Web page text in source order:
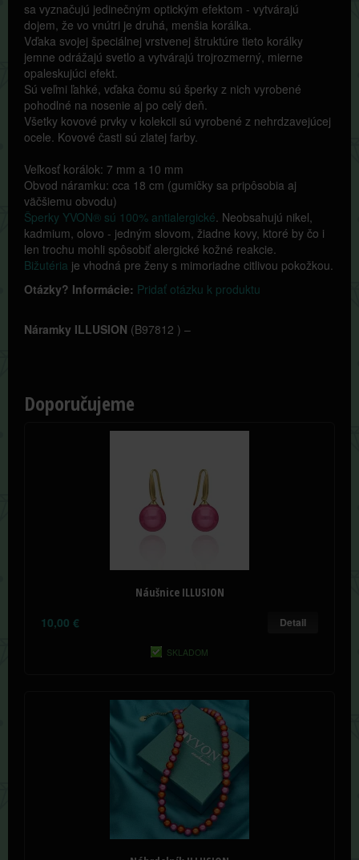
sa vyznačujú jedinečným optickým efektom - vytvárajú
dojem, že vo vnútri je druhá, menšia korálka.
Vďaka svojej špeciálnej vrstvenej štruktúre tieto korálky
jemne odrážajú svetlo a vytvárajú trojrozmerný, mierne
opaleskujúci efekt.
Sú veľmi ľahké, vďaka čomu sú šperky z nich vyrobené
pohodlné na nosenie aj po celý deň.
Všetky kovové prvky v kolekcii sú vyrobené z nehrdzavejúcej
ocele. Kovové časti sú zlatej farby.
Veľkosť korálok: 7 mm a 10 mm
Obvod náramku: cca 18 cm (gumičky sa pripôsobia aj
väčšiemu obvodu)
Šperky YVON® sú 100% antialergické. Neobsahujú nikel,
kadmium, olovo - jedným slovom, žiadne kovy, ktoré by čo i
len trochu mohli spôsobiť alergické kožné reakcie.
Bižutéria je vhodná pre ženy s mimoriadne citlivou pokožkou.
Otázky? Informácie: Pridať otázku k produktu
Náramky ILLUSION (B97812 ) –
Doporučujeme
Náušnice ILLUSION
10,00 € Detail
SKLADOM